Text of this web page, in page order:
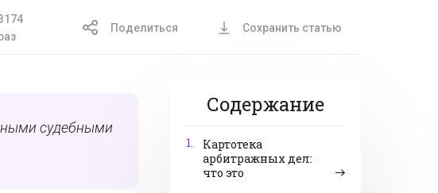
Поделиться Сохранить статью
Содержание
1.
Картотека
арбитражных дел:
что это
судебными